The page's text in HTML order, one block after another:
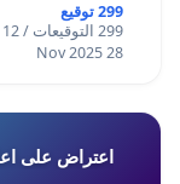
299 توقيع
299 التوقيعات / 12 أشهر
28 Nov 2025
اعتراض على